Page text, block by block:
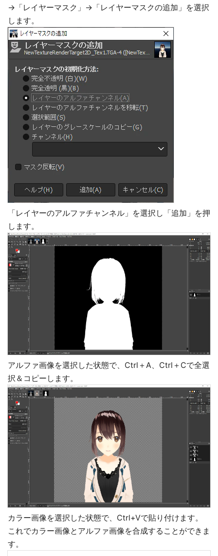
→「レイヤーマスク」→「レイヤーマスクの追加」を選択
します。
「レイヤーのアルファチャンネル」を選択し「追加」を押
します。
アルファ画像を選択した状態で、Ctrl＋A、Ctrl＋Cで全選
択＆コピーします。
カラー画像を選択した状態で、Ctrl+Vで貼り付けます。
これでカラー画像とアルファ画像を合成することができま
す。